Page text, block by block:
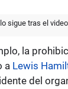
sigue tras el video
la
a Lewis
del